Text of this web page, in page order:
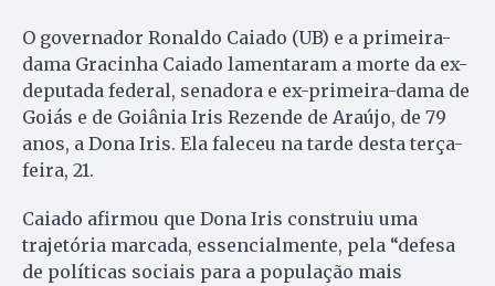
O governador Ronaldo Caiado (UB) e a primeira-
dama Gracinha Caiado lamentaram a morte da ex-
deputada federal, senadora e ex-primeira-dama de
Goiás e de Goiânia Iris Rezende de Araújo, de 79
anos, a Dona Iris. Ela faleceu na tarde desta terça-
feira, 21.
Caiado afirmou que Dona Iris construiu uma
trajetória marcada, essencialmente, pela “defesa
de políticas sociais para a população mais